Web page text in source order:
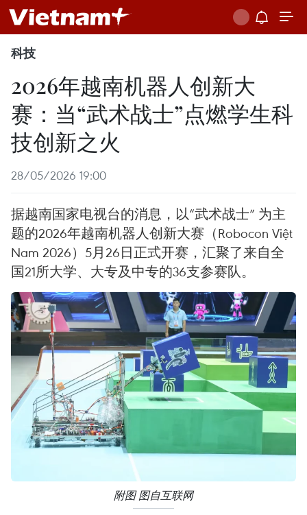
科技
2026年越南机器人创新大
赛：当“武术战士”点燃学生科
技创新之火
28/05/2026 19:00
据越南国家电视台的消息，以“武术战士” 为主
题的2026年越南机器人创新大赛（Robocon Việt
Nam 2026）5月26日正式开赛，汇聚了来自全
国21所大学、大专及中专的36支参赛队。
附图 图自互联网